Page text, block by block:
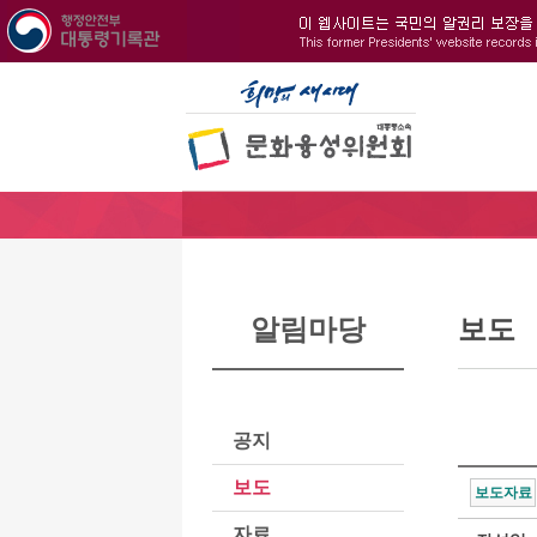
알림마당
공지
보도
보도
보도자료